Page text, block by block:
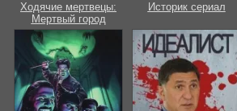
Ходячие мертвецы:
Мертвый город
Историк сериал